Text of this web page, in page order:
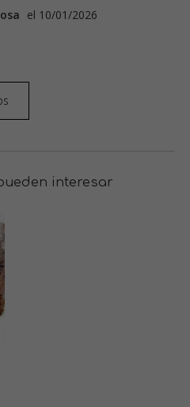
el 10/01/2026
interesar